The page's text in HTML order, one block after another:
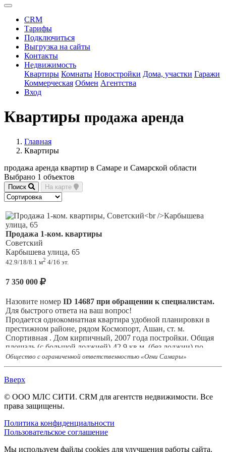
CRM
Тарифы
Подключиться
Выгрузка на сайты
Контакты
Недвижимость
Квартиры Комнаты Новостройки Дома, участки Гаражи
Коммерческая Обмен Агентства
Вход
Квартиры продажа аренда
Главная
Квартиры
продажа аренда квартир в Самаре и Самарской области
Выбрано 1 объектов
Поиск На карте
Продажа 1-ком. квартиры
Советский
Карбышева улица, 65
42.9/18/8.1 м2 4/16 эт.
7 350 000
Назовите номер ID 14687 при обращении к специалистам.
Для быстрого ответа на ваш вопрос!
Продается однокомнатная квартира удобной планировки в
престижном районе, рядом Космопорт, Ашан, ст. м.
Спортивная . Дом кирпичный, 2007 года постройки. Общая
площадь (с большой лоджией)-42,9 кв м, (без лоджии) по
выписке 34,7 кв м. Квартира просторная, жилая комната 18
кв. м, кухня 8,1 кв. м, есть прихожая с нишей-гардеробной
у совмещенный. В квартире есть все для комфортного
проживания. Можно рассматривать под сдачу, рядом есть
учебные заведения.
В собственности с 2009 года, собственник 1, взрослый.
Чистая продажа. Долгов нет. Без обременений, без арестов.
Быстрый выход на сделку.
Показы по согласованию.
Общество с ограниченной ответственностью «Огни Самары»
Вверх
© ООО МЛС СИТИ. CRM для агентств недвижимости. Все
права защищены.
Политика конфиденциальности
Пользовательское соглашение
Мы используем файлы cookies для улучшения работы сайта.